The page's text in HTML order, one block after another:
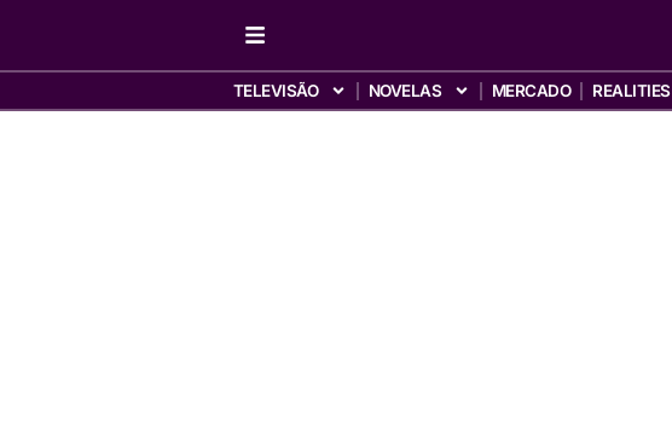
TELEVISÃO NOVELAS MERCADO REALITIES